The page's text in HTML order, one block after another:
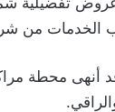
الخدمات من
قد أنهى محطة